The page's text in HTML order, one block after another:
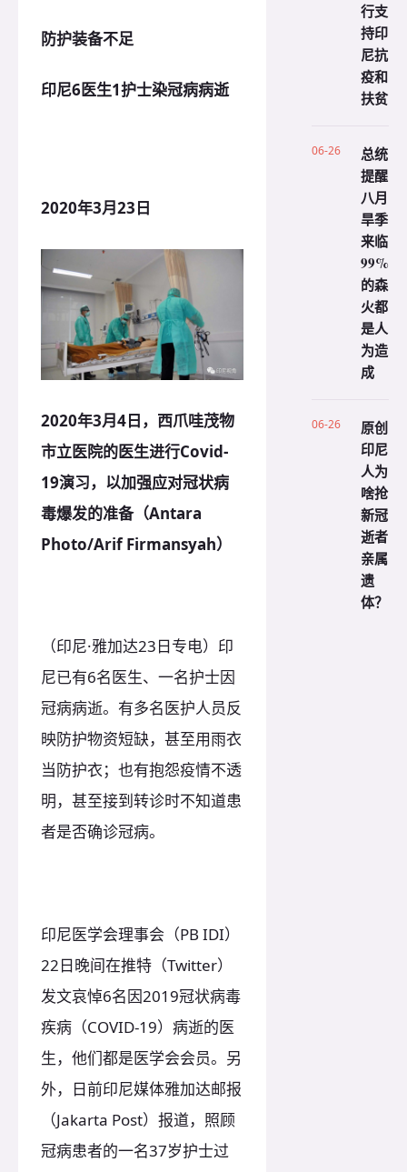
防护装备不足
印尼6医生1护士染冠病病逝
2020年3月23日
2020年3月4日，西爪哇茂物
市立医院的医生进行Covid-
19演习，以加强应对冠状病
毒爆发的准备（Antara
Photo/Arif Firmansyah）
（印尼·雅加达23日专电）印
尼已有6名医生、一名护士因
冠病病逝。有多名医护人员反
映防护物资短缺，甚至用雨衣
当防护衣；也有抱怨疫情不透
明，甚至接到转诊时不知道患
者是否确诊冠病。
印尼医学会理事会（PB IDI）
22日晚间在推特（Twitter）
发文哀悼6名因2019冠状病毒
疾病（COVID-19）病逝的医
生，他们都是医学会会员。另
外，日前印尼媒体雅加达邮报
（Jakarta Post）报道，照顾
冠病患者的一名37岁护士过
行支
持印
尼抗
疫和
扶贫
06-26
总统
提醒
八月
旱季
来临
99%
的森
火都
是人
为造
成
06-26
原创
印尼
人为
啥抢
新冠
逝者
亲属
遗
体？